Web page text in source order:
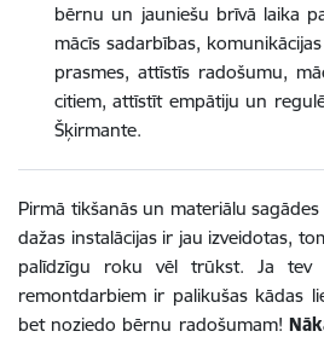
bērnu un jauniešu brīvā laika
mācīs sadarbības,
prasmes, attīstīs radošumu,
citiem, attīstīt empātiju un
Šķirmante.
Pirmā tikšanās un materiālu
dažas instalācijas ir jau izveidotas,
palīdzīgu roku vēl trūkst. Ja tev
remontdarbiem ir palikušas kādas
bet noziedo bērnu radošumam!